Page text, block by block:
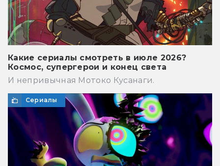
Какие сериалы смотреть в июле 2026?
Космос, супергерои и конец света
И непривычная Мотоко Кусанаги.
Сериалы